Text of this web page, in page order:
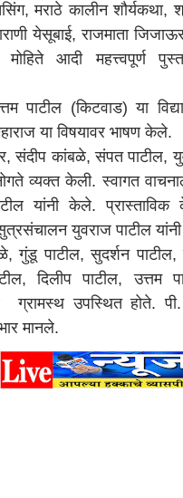
मराठे कालीन शौर्यकथा,
येसूबाई, राजमाता
मोहिते आदी महत्त्वपूर्ण
(किटवाड) या
या विषयावर भाषण केले.
संदीप कांबळे, संपत पाटील,
व्यक्त केली. स्वागत
यांनी केले.
युवराज पाटील
गुंडू पाटील, सुदर्शन
दिलीप पाटील, उत्तम
ग्रामस्थ उपस्थित होते.
मानले.